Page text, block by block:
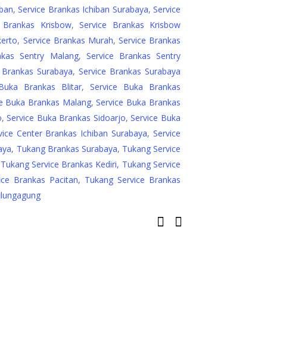
,Service Brankas Ichiban Surabaya, Service
Brankas Krisbow,Service Brankas Krisbow
, Service Brankas Murah, Service Brankas
Sentry Malang, Service Brankas Sentry
Surabaya, Service Brankas Surabaya
Brankas Blitar,Service Buka Brankas
Buka Brankas Malang,Service Buka Brankas
,Service Buka Brankas Sidoarjo,Service Buka
Center Brankas Ichiban Surabaya, Service
, Tukang Brankas Surabaya, Tukang Service
Tukang Service Brankas Kediri, Tukang Service
Brankas Pacitan, Tukang Service Brankas